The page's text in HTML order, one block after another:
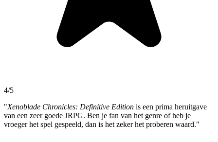
4/5
"Xenoblade Chronicles: Definitive Edition is een prima heruitgave
van een zeer goede JRPG. Ben je fan van het genre of heb je
vroeger het spel gespeeld, dan is het zeker het proberen waard."